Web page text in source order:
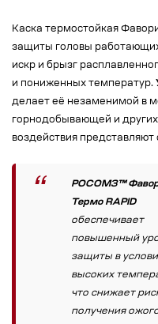
Каска термостойкая
защиты головы
искр и брызг
и пониженных температур.
делает её незаменимой в
горнодобывающей и
воздействия представляют
РОСОМЗ™
Термо RAPID
обеспечивает
повышенный
защиты в
высоких
что снижает
получения